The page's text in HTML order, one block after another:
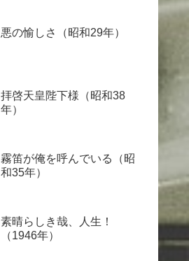
悪の愉しさ（昭和29年）
拝啓天皇陛下様（昭和38
年）
霧笛が俺を呼んでいる（昭
和35年）
素晴らしき哉、人生！
（1946年）